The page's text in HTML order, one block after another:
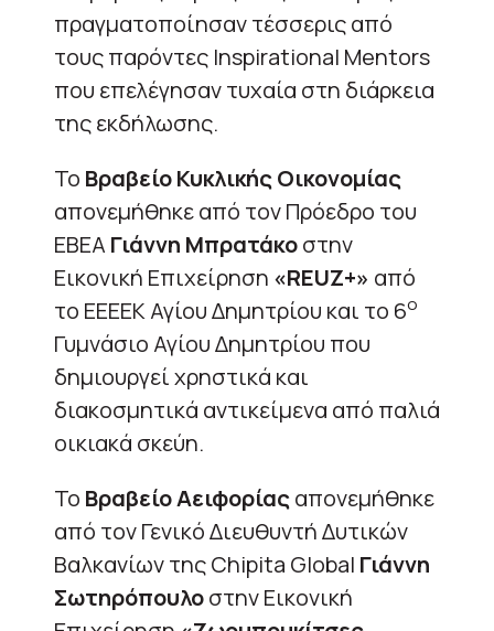
πραγματοποίησαν τέσσερις από
τους παρόντες Inspirational Mentors
που επελέγησαν τυχαία στη διάρκεια
της εκδήλωσης.
Το Βραβείο Κυκλικής Οικονομίας
απονεμήθηκε από τον Πρόεδρο του
ΕΒΕΑ Γιάννη Μπρατάκοστην
Εικονική Επιχείρηση «REUZ+» από
το ΕΕΕΕΚ Αγίου Δημητρίου και το 6ο
Γυμνάσιο Αγίου Δημητρίου που
δημιουργεί χρηστικά και
διακοσμητικά αντικείμενα από παλιά
οικιακά σκεύη.
Το Βραβείο Αειφορίαςαπονεμήθηκε
από τον Γενικό Διευθυντή Δυτικών
Βαλκανίων της Chipita Global Γιάννη
Σωτηρόπουλοστην Εικονική